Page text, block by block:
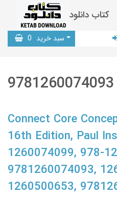
کتاب دانلود
سبد خرید 0
9781260074093
Connect Core
16th Edition, Paul
1260074099, 978-
9781260074093,
1260500653,